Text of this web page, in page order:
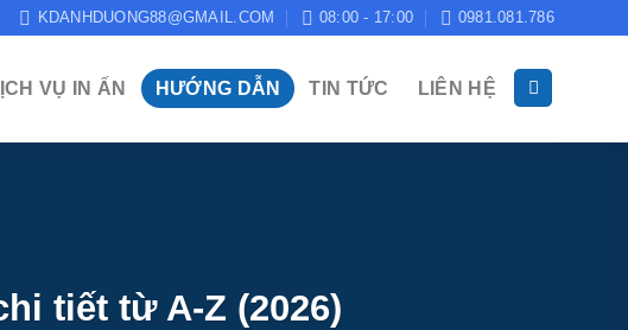
KDANHDUONG88@GMAIL.COM 08:00 - 17:00 0981.081.786
VỤ IN ẤN HƯỚNG DẪN TIN TỨC LIÊN HỆ
tiết từ A-Z (2026)